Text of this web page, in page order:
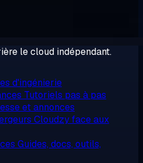
le cloud indépendant.
d'ingénierie
Tutoriels pas à pas
et annonces
Cloudzy face aux
Guides, docs, outils,